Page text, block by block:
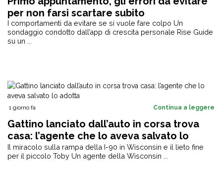
per non farsi scartare subito
I comportamenti da evitare se si vuole fare colpo Un
sondaggio condotto dall’app di crescita personale Rise Guide
su un ...
1 giorno fa Continua a leggere
Gattino lanciato dall’auto in corsa trova
casa: l’agente che lo aveva salvato lo
adotta
Il miracolo sulla rampa della I-90 in Wisconsin e il lieto fine
per il piccolo Toby Un agente della Wisconsin ...